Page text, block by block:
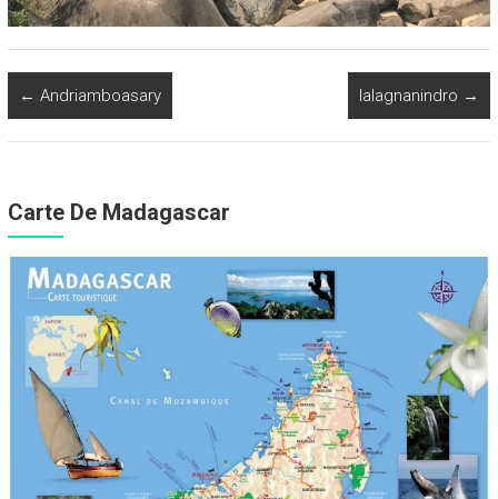
← Andriamboasary Ialagnanindro →
Carte De Madagascar